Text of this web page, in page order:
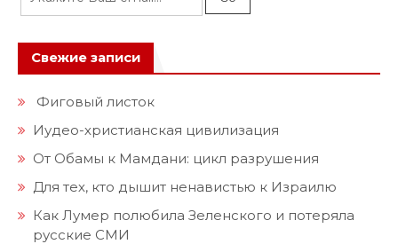
Свежие записи
Фиговый листок
Иудео-христианская цивилизация
От Обамы к Мамдани: цикл разрушения
Для тех, кто дышит ненавистью к Израилю
Как Лумер полюбила Зеленского и потеряла
русские СМИ